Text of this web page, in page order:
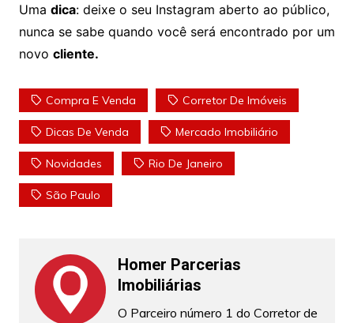
Uma dica: deixe o seu Instagram aberto ao público,
nunca se sabe quando você será encontrado por um
novo cliente.
Compra E Venda Corretor De Imóveis
Dicas De Venda Mercado Imobiliário
Novidades Rio De Janeiro
São Paulo
Homer Parcerias
Imobiliárias
O Parceiro número 1 do Corretor de